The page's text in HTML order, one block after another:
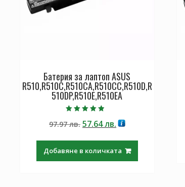
Батерия за лаптоп ASUS
R510,R510C,R510CA,R510CC,R510D,R
510DP,R510E,R510EA
4.50
от 5
97.97лв. Original
97.97 лв..
57.64лв.Текущата
57.64 лв..
Добавяне в количката